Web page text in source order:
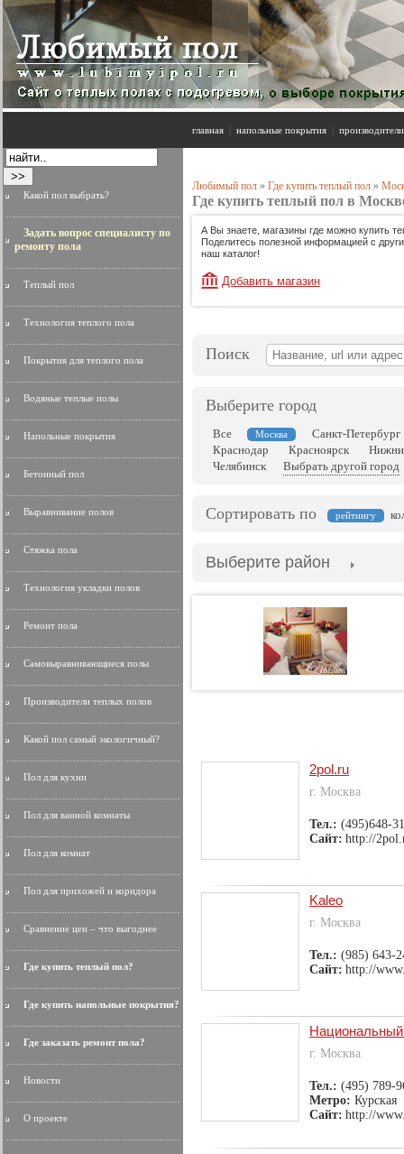
главная напольные покрытия
Какой пол выбрать?
Задать вопрос специалисту по
ремонту пола
Теплый пол
Технология теплого пола
Покрытия для теплого пола
Водяные теплые полы
Напольные покрытия
Бетонный пол
Выравнивание полов
Стяжка пола
Технология укладки полов
Ремонт пола
Самовыравнивающиеся полы
Производители теплых полов
Какой пол самый экологичный?
Пол для кухни
Пол для ванной комнаты
Пол для комнат
Пол для прихожей и коридора
Сравнение цен – что выгоднее
Где купить теплый пол?
Где купить напольные покрытия?
Где заказать ремонт пола?
Новости
О проекте
Любимый пол » Где купить теплый пол »
Где купить теплый пол в
А Вы знаете, магазины где можно купить
Поделитесь полезной информацией с
наш каталог!
Добавить магазин
Поиск
Выберите город
Все Москва
Санкт-Петербург
Краснодар
Красноярск
Челябинск
Выбрать другой город
Сортировать по рейтингу
Выберите район
2pol.ru
г. Москва
Тел.: (495)648-
Сайт: http://
Kaleo
г. Москва
Тел.: (985) 643-
Сайт: http://
г. Москва
Тел.: (495) 789-
Метро: Курская
Сайт: http://